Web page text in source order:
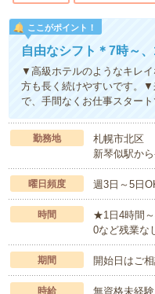
ここがポイント！
自由なシフト＊7時～
▼高級ホテルのようなキレ
方も長く続けやすいです。▼
で、手間なくお仕事スタート
勤務地
札幌市北区
新琴似駅か
曜日頻度 週3日～5日
時間
★1日4時間
0など残業
期間 開始日はご
時給 無資格未経